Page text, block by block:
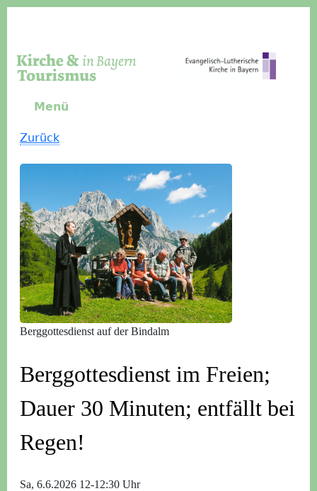
Menü
Zurück
Berggottesdienst auf der Bindalm
Berggottesdienst im Freien;
Dauer 30 Minuten; entfällt bei
Regen!
Sa, 6.6.2026 12-12:30 Uhr